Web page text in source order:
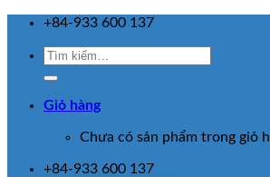
Skip
content
+84-933 600 137
Tìm
Giỏ hàng
Chưa có sản phẩm trong giỏ
+84-933 600 137